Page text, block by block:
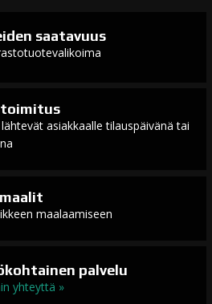
saatavuus
toimitus
asiakkaalle tilauspäivänä tai
maalaamiseen
palvelu
yhteyttä »